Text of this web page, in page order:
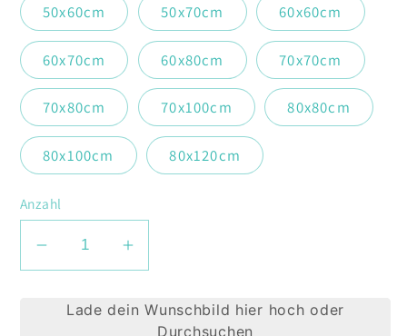
50x60cm 50x70cm 60x60cm
60x70cm 60x80cm 70x70cm
70x80cm 70x100cm 80x80cm
80x100cm 80x120cm
Anzahl
Verringere
Menge
Erhöhe
Menge
Lade dein Wunschbild hier hoch oder
Durchsuchen